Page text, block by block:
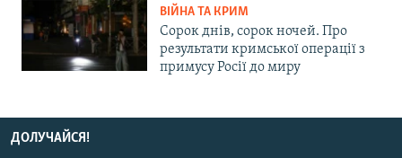
ВІЙНА ТА КРИМ
Сорок днів, сорок ночей. Про
результати кримської операції з
примусу Росії до миру
ДОЛУЧАЙСЯ!